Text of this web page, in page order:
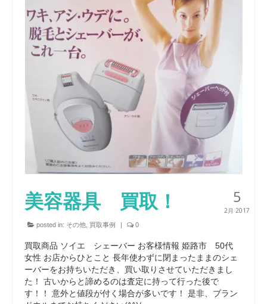
5
2月 2017
美容器具 買取！
posted in: その他 買取事例 | 0
買取商品 ソイエ シェーバー お客様情報 姫路市 50代
女性 お店からひとこと 長年使わずに閉まったままのシェ
ーバーをお持ちいただき、買い取りさせていただきまし
た！ 古いからと諦めるのは査定に持って行った後で
す！！ 意外と値段が付く場合が多いです！ 是非、ブラン